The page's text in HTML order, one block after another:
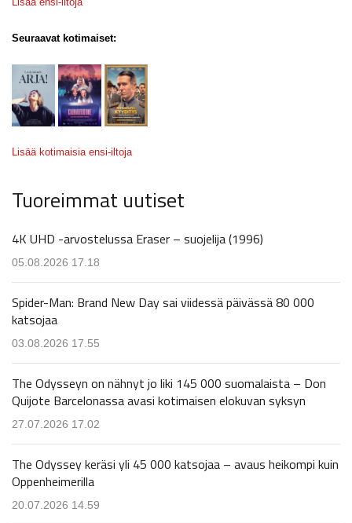
Seuraavat kotimaiset:
Lisää kotimaisia ensi-iltoja
Tuoreimmat uutiset
4K UHD -arvostelussa Eraser – suojelija (1996)
05.08.2026 17.18
Spider-Man: Brand New Day sai viidessä päivässä 80 000
katsojaa
03.08.2026 17.55
The Odysseyn on nähnyt jo liki 145 000 suomalaista – Don
Quijote Barcelonassa avasi kotimaisen elokuvan syksyn
27.07.2026 17.02
The Odyssey keräsi yli 45 000 katsojaa – avaus heikompi kuin
Oppenheimerilla
20.07.2026 14.59